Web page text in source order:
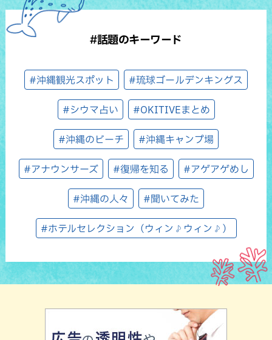
#話題のキーワード
#沖縄観光スポット #琉球ゴールデンキングス
#シウマ占い #OKITIVEまとめ
#沖縄のビーチ #沖縄キャンプ場
#アナウンサーズ #復帰を知る #アゲアゲめし
#沖縄の人々 #聞いてみた
#ホテルセレクション（ウィン♪ウィン♪）